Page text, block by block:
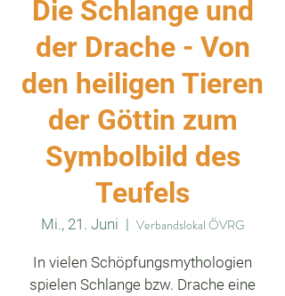
Die Schlange und
der Drache - Von
den heiligen Tieren
der Göttin zum
Symbolbild des
Teufels
Mi., 21. Juni
  |
Verbandslokal ÖVRG
In vielen Schöpfungsmythologien
spielen Schlange bzw. Drache eine